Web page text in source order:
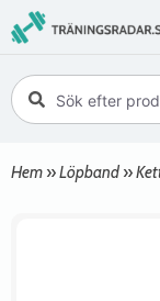
Hem »Löpband »